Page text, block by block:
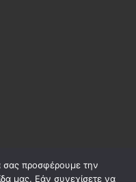
σας προσφέρουμε την
μας. Εάν συνεχίσετε να